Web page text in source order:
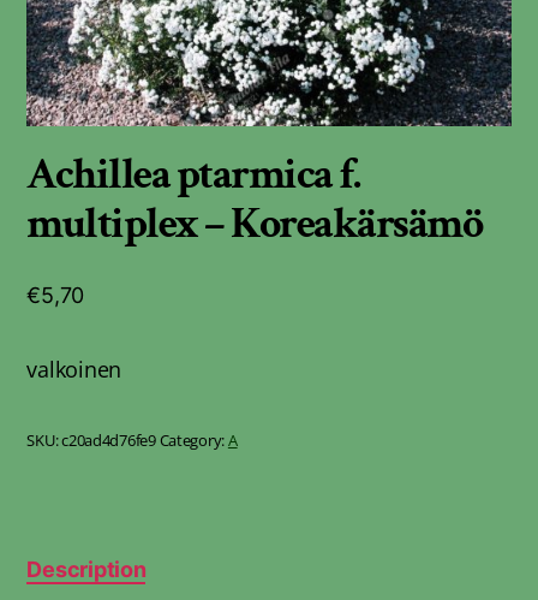
Achillea ptarmica f.
multiplex – Koreakärsämö
€5,70
valkoinen
SKU:c20ad4d76fe9Category:A
Description